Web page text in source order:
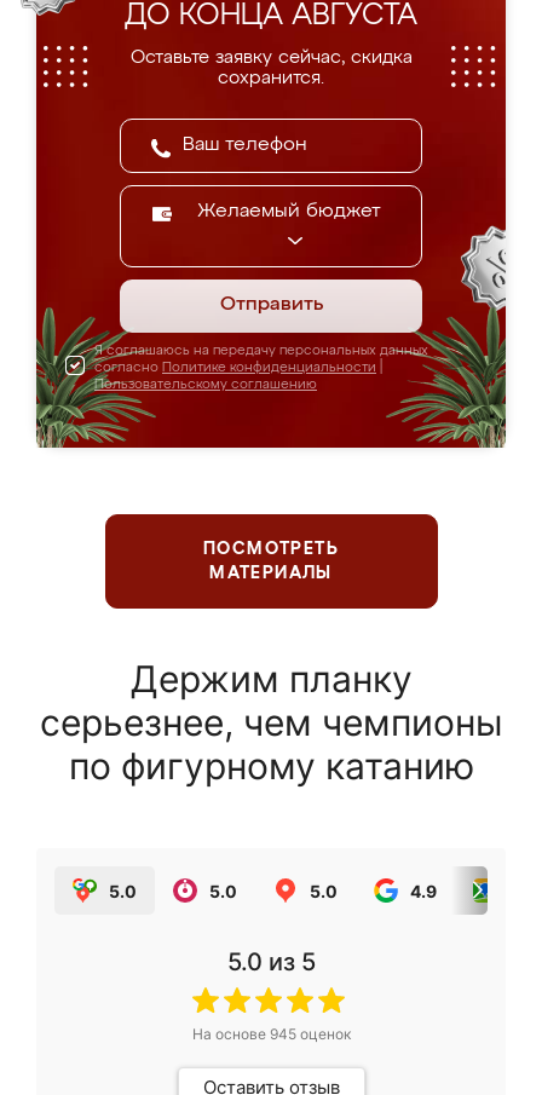
ДО КОНЦА АВГУСТА
Оставьте заявку сейчас, скидка
сохранится.
Желаемый бюджет
Отправить
Я соглашаюсь на передачу персональных данных
согласно Политике конфиденциальности
Пользовательскому соглашению
ПОСМОТРЕТЬ
МАТЕРИАЛЫ
Держим планку
серьезнее, чем чемпионы
по фигурному катанию
5.0 5.0 5.0 4.9
5.0 из 5
На основе 945оценок
Оставить отзыв